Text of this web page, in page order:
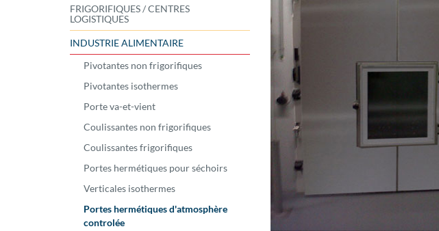
FRIGORIFIQUES / CENTRES
LOGISTIQUES
INDUSTRIE ALIMENTAIRE
Pivotantes non frigorifiques
Pivotantes isothermes
Porte va-et-vient
Coulissantes non frigorifiques
Coulissantes frigorifiques
Portes hermétiques pour séchoirs
Verticales isothermes
Portes hermétiques d'atmosphère
controlée